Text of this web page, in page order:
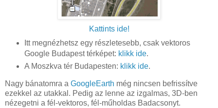
Kattints ide!
Itt megnézhetsz egy részletesebb, csak vektoros
Google Budapest térképet: klikk ide.
A Moszkva tér Budapesten: klikk ide.
Nagy bánatomra a GoogleEarth még nincsen befrissítve
ezekkel az utakkal. Pedig az lenne az izgalmas, 3D-ben
nézegetni a fél-vektoros, fél-műholdas Badacsonyt.